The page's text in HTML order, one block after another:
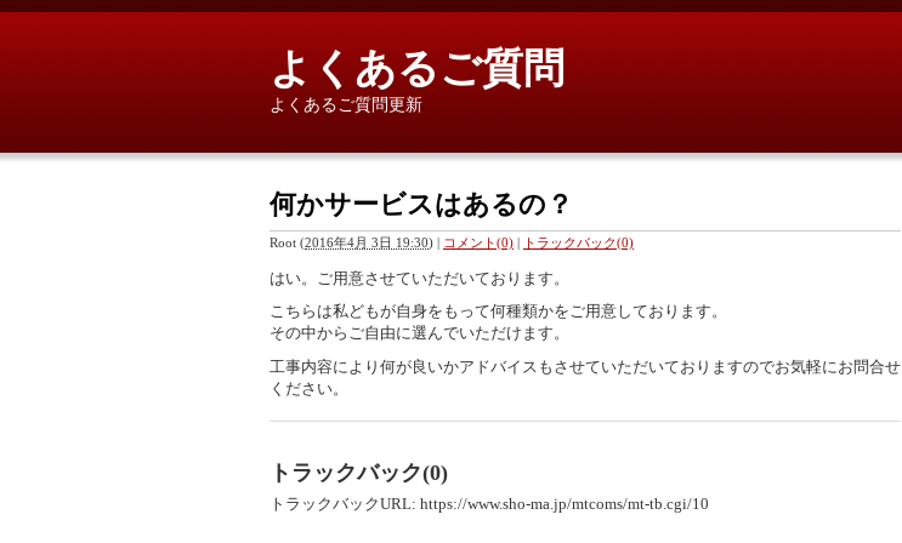
よくあるご質問
よくあるご質問更新
何かサービスはあるの？
Root (2016年4月 3日 19:30) | コメント(0) | トラックバック(0)
はい。ご用意させていただいております。
こちらは私どもが自身をもって何種類かをご用意しております。
その中からご自由に選んでいただけます。
工事内容により何が良いかアドバイスもさせていただいておりますのでお気軽にお問合せ
ください。
トラックバック(0)
トラックバックURL: https://www.sho-ma.jp/mtcoms/mt-tb.cgi/10